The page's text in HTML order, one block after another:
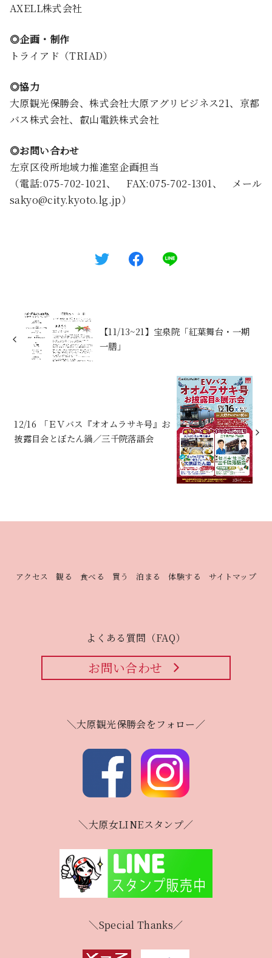
AXELL株式会社
◎企画・制作
トライアド（TRIAD）
◎協力
大原観光保勝会、株式会社大原アグリビジネス21、京都
バス株式会社、叡山電鉄株式会社
◎お問い合わせ
左京区役所地域力推進室企画担当
（電話:075-702-1021、 FAX:075-702-1301、 メール
sakyo@city.kyoto.lg.jp）
【11/13~21】宝泉院「紅葉舞台・一期
一膳」
12/16 「ＥＶバス『オオムラサキ号』お
披露目会とぼたん鍋／三千院落語会
アクセス 観る 食べる 買う 泊まる 体験する サイトマップ
よくある質問（FAQ）
お問い合わせ
＼大原観光保勝会をフォロー／
＼大原女LINEスタンプ／
＼Special Thanks／